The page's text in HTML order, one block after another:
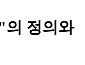
의 정의와